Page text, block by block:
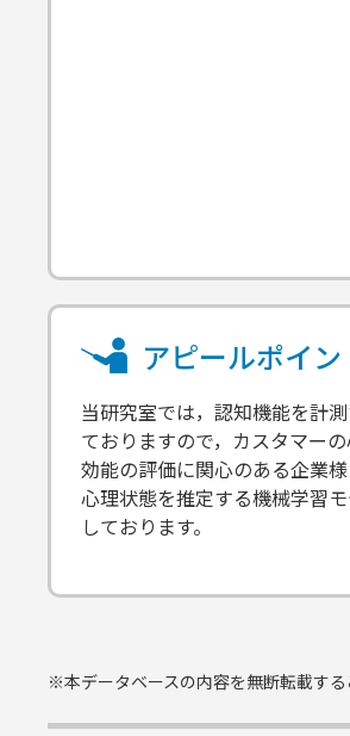
アピールポイン
当研究室では，認知機能を計
ておりますので，カスタマー
効能の評価に関心のある企業
心理状態を推定する機械学習
しております。
※本データベースの内容を無断転載する